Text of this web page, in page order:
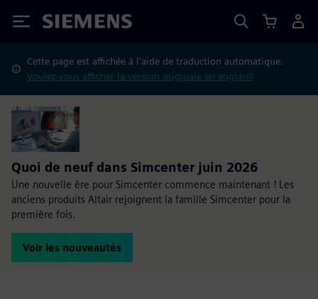
Siemens
Cette page est affichée à l'aide de traduction automatique.
Voulez-vous afficher la version originale en anglais?
Quoi de neuf dans Simcenter juin 2026
Une nouvelle ère pour Simcenter commence maintenant ! Les
anciens produits Altair rejoignent la famille Simcenter pour la
première fois.
Voir les nouveautés